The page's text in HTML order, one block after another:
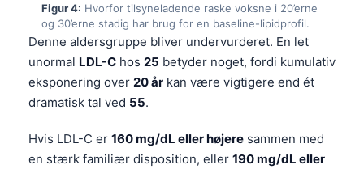
Figur 4: Hvorfor tilsyneladende raske voksne i 20’erne
og 30’erne stadig har brug for en baseline-lipidprofil.
Denne aldersgruppe bliver undervurderet. En let
unormal LDL-C hos 25 betyder noget, fordi kumulativ
eksponering over 20 år kan være vigtigere end ét
dramatisk tal ved 55.
Hvis LDL-C er 160 mg/dL eller højere sammen med
en stærk familiær disposition, eller 190 mg/dL eller